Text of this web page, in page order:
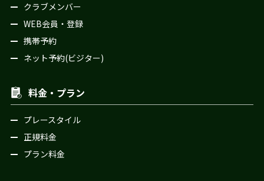
クラブメンバー
WEB会員・登録
携帯予約
ネット予約(ビジター)
料金・プラン
プレースタイル
正規料金
プラン料金